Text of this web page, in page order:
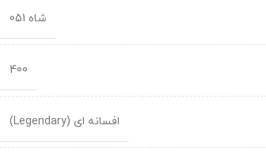
شاه 051
400
افسانه ای (Legendary)